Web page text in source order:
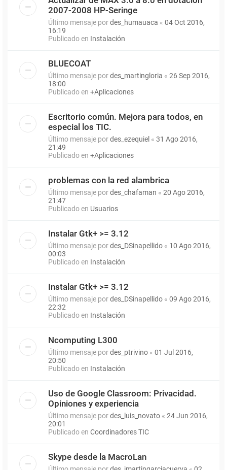
2007-2008 HP-Seringe
Último mensaje pordes_humauaca « 04 Oct 2016,
16:19
Publicado en Instalación
BLUECOAT
Último mensaje pordes_martingloria « 26 Sep 2016,
18:00
Publicado en +Aplicaciones
Escritorio común. Mejora para todos, en
especial los TIC.
Último mensaje pordes_ezequiel « 31 Ago 2016,
21:49
Publicado en +Aplicaciones
problemas con la red alambrica
Último mensaje pordes_chafaman « 20 Ago 2016,
21:47
Publicado en Usuarios
Instalar Gtk+ >= 3.12
Último mensaje pordes_DSinapellido « 10 Ago 2016,
00:03
Publicado en Instalación
Instalar Gtk+ >= 3.12
Último mensaje pordes_DSinapellido « 09 Ago 2016,
22:32
Publicado en Instalación
Ncomputing L300
Último mensaje pordes_ptrivino « 01 Jul 2016,
20:50
Publicado en Instalación
Uso de Google Classroom: Privacidad.
Opiniones y experiencia
Último mensaje pordes_luis_novato « 24 Jun 2016,
20:01
Publicado en Coordinadores TIC
Skype desde la MacroLan